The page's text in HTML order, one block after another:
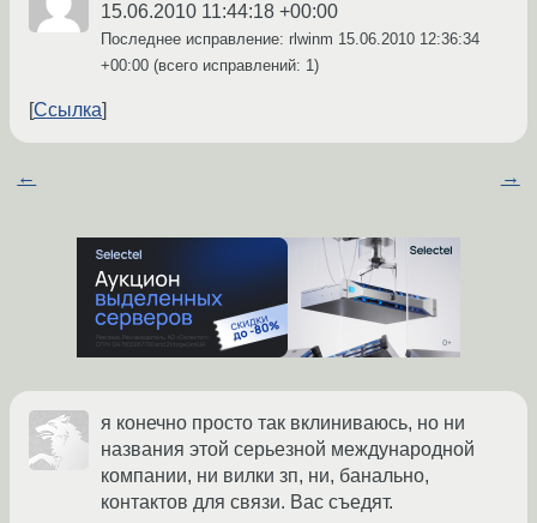
15.06.2010 11:44:18 +00:00
Последнее исправление: rlwinm 15.06.2010 12:36:34
+00:00 (всего исправлений: 1)
Ссылка
← →
я конечно просто так вклиниваюсь, но ни
названия этой серьезной международной
компании, ни вилки зп, ни, банально,
контактов для связи. Вас съедят.